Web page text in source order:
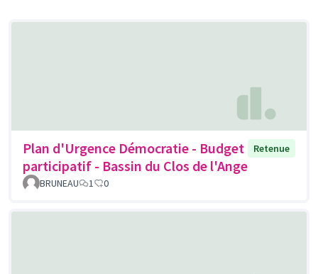
Plan d'Urgence Démocratie - Budget
participatif - Bassin du Clos de l'Ange
Retenue
BRUNEAU 1 0